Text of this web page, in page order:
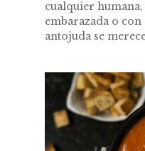
cualquier
embarazada o
antojuda se